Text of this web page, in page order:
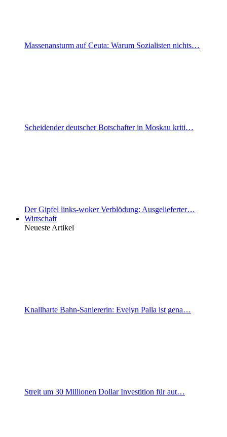
Massenansturm auf Ceuta: Warum Sozialisten nichts…
Scheidender deutscher Botschafter in Moskau kriti…
Der Gipfel links-woker Verblödung: Ausgelieferter…
Wirtschaft
Neueste Artikel
Knallharte Bahn-Saniererin: Evelyn Palla ist gena…
Streit um 30 Millionen Dollar Investition für aut…